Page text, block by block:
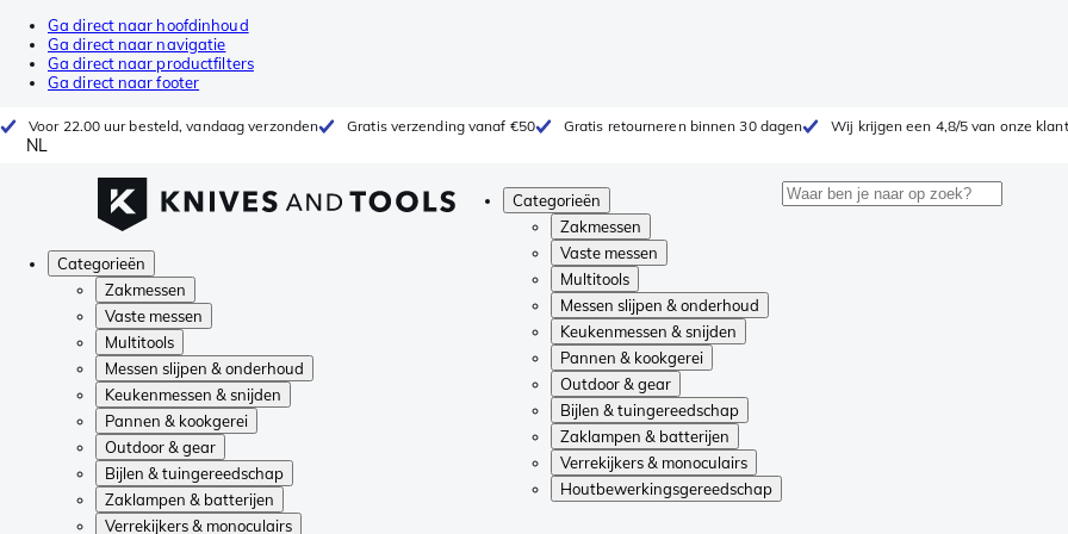
Ga direct naar hoofdinhoud
Ga direct naar navigatie
Ga direct naar productfilters
Ga direct naar footer
Voor 22.00 uur besteld, vandaag verzonden Gratis verzending vanaf €50 Gratis retourneren binnen 30 dagen Wij krijgen een 4,8/5 van onze
NL
Categorieën
Zakmessen
Vaste messen
Multitools
Messen slijpen & onderhoud
Keukenmessen & snijden
Pannen & kookgerei
Outdoor & gear
Bijlen & tuingereedschap
Zaklampen & batterijen
Verrekijkers & monoculairs
Houtbewerkingsgereedschap
Categorieën
Zakmessen
Vaste messen
Multitools
Messen slijpen & onderhoud
Keukenmessen & snijden
Pannen & kookgerei
Outdoor & gear
Bijlen & tuingereedschap
Zaklampen & batterijen
Verrekijkers & monoculairs